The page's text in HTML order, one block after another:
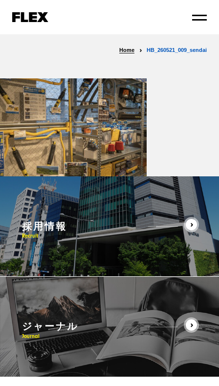
Home HB_260521_009_sendai
採用情報
Recruit
ジャーナル
Journal